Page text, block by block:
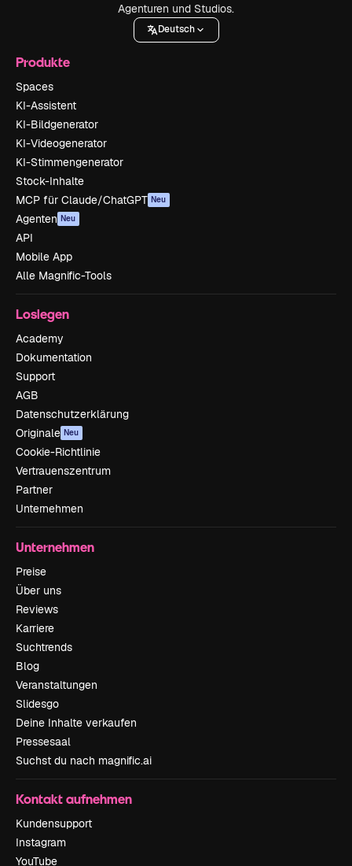
Agenturen und Studios.
Deutsch
Produkte
Spaces
KI-Assistent
KI-Bildgenerator
KI-Videogenerator
KI-Stimmengenerator
Stock-Inhalte
MCP für Claude/ChatGPT Neu
Agenten Neu
API
Mobile App
Alle Magnific-Tools
Loslegen
Academy
Dokumentation
Support
AGB
Datenschutzerklärung
Originale Neu
Cookie-Richtlinie
Vertrauenszentrum
Partner
Unternehmen
Unternehmen
Preise
Über uns
Reviews
Karriere
Suchtrends
Blog
Veranstaltungen
Slidesgo
Deine Inhalte verkaufen
Pressesaal
Suchst du nach magnific.ai
Kontakt aufnehmen
Kundensupport
Instagram
YouTube